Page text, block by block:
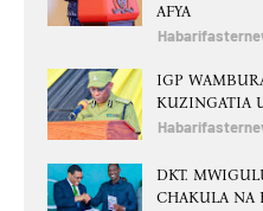
AFYA
IGP
KUZINGATIA
DKT.
CHAKULA NA